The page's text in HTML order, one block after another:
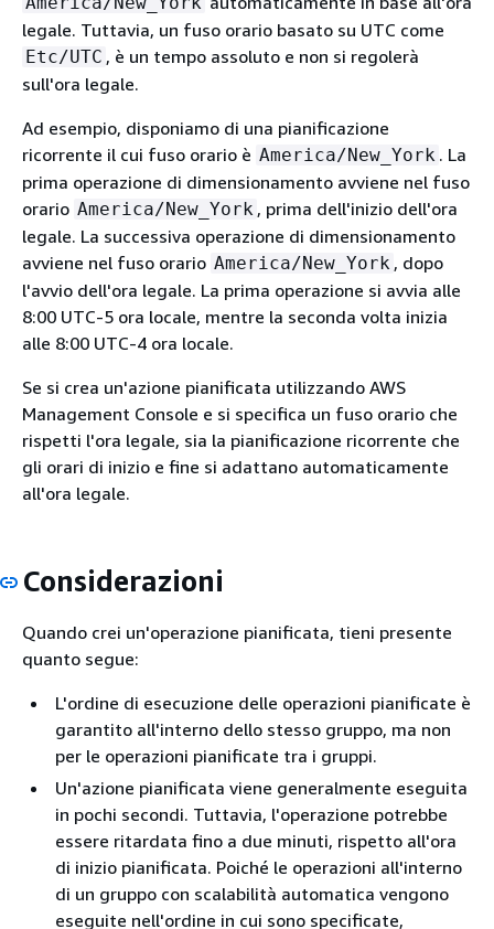
legale. Tuttavia, un fuso orario basato su UTC come
Etc/UTC , è un tempo assoluto e non si regolerà
sull'ora legale.
Ad esempio, disponiamo di una pianificazione
ricorrente il cui fuso orario è America/New_York . La
prima operazione di dimensionamento avviene nel fuso
orario America/New_York , prima dell'inizio dell'ora
legale. La successiva operazione di dimensionamento
avviene nel fuso orario America/New_York , dopo
l'avvio dell'ora legale. La prima operazione si avvia alle
8:00 UTC-5 ora locale, mentre la seconda volta inizia
alle 8:00 UTC-4 ora locale.
Se si crea un'azione pianificata utilizzando AWS
Management Console e si specifica un fuso orario che
rispetti l'ora legale, sia la pianificazione ricorrente che
gli orari di inizio e fine si adattano automaticamente
all'ora legale.
Considerazioni
Quando crei un'operazione pianificata, tieni presente
quanto segue:
L'ordine di esecuzione delle operazioni pianificate è
garantito all'interno dello stesso gruppo, ma non
per le operazioni pianificate tra i gruppi.
Un'azione pianificata viene generalmente eseguita
in pochi secondi. Tuttavia, l'operazione potrebbe
essere ritardata fino a due minuti, rispetto all'ora
di inizio pianificata. Poiché le operazioni all'interno
di un gruppo con scalabilità automatica vengono
eseguite nell'ordine in cui sono specificate,